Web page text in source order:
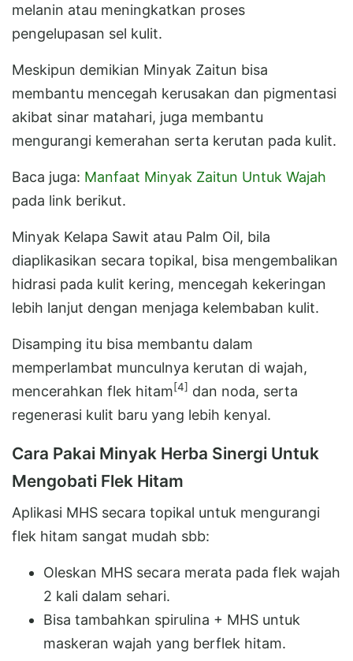
melanin atau meningkatkan proses
pengelupasan sel kulit.
Meskipun demikian Minyak Zaitun bisa
membantu mencegah kerusakan dan pigmentasi
akibat sinar matahari, juga membantu
mengurangi kemerahan serta kerutan pada kulit.
Baca juga: Manfaat Minyak Zaitun Untuk Wajah
pada link berikut.
Minyak Kelapa Sawit atau Palm Oil, bila
diaplikasikan secara topikal, bisa mengembalikan
hidrasi pada kulit kering, mencegah kekeringan
lebih lanjut dengan menjaga kelembaban kulit.
Disamping itu bisa membantu dalam
memperlambat munculnya kerutan di wajah,
mencerahkan flek hitam[4] dan noda, serta
regenerasi kulit baru yang lebih kenyal.
Cara Pakai Minyak Herba Sinergi Untuk
Mengobati Flek Hitam
Aplikasi MHS secara topikal untuk mengurangi
flek hitam sangat mudah sbb:
Oleskan MHS secara merata pada flek wajah
2 kali dalam sehari.
Bisa tambahkan spirulina + MHS untuk
maskeran wajah yang berflek hitam.